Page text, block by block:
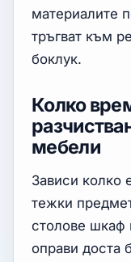
материалите
тръгват към
боклук.
Колко
мебели
Зависи колко
тежки
столове шкаф
оправи доста